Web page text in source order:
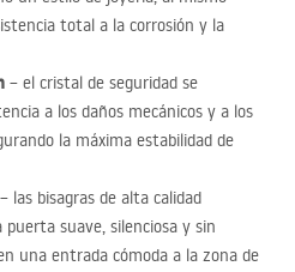
total a la corrosión y la
– el cristal de seguridad se
a los daños mecánicos y a los
la máxima estabilidad de
las bisagras de alta calidad
suave, silenciosa y sin
una entrada cómoda a la zona de